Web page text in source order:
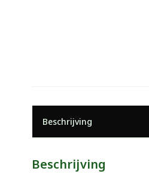
Beschrijving
Beschrijving